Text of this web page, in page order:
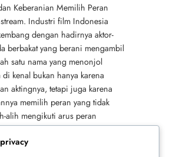
Keberanian Memilih Peran
Industri film Indonesia
dengan hadirnya aktor-
berbakat yang berani mengambil
satu nama yang menonjol
kenal bukan hanya karena
aktingnya, tetapi juga karena
memilih peran yang tidak
alih mengikuti arus peran
justru menantang dirinya dengan